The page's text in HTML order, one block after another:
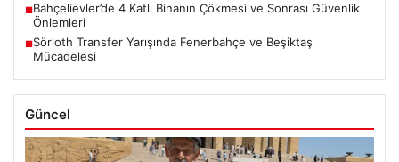
■Bahçelievler’de 4 Katlı Binanın Çökmesi ve Sonrası Güvenlik
Önlemleri
■Sörloth Transfer Yarışında Fenerbahçe ve Beşiktaş
Mücadelesi
Güncel